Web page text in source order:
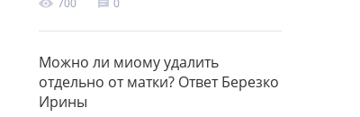
Можно ли миому удалить
отдельно от матки? Ответ Березко
Ирины